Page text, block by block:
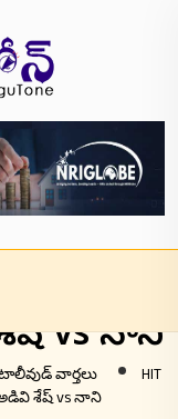
బెస్ట్?
vs నాని
వార్తలు
HIT
శేష్ vs నాని